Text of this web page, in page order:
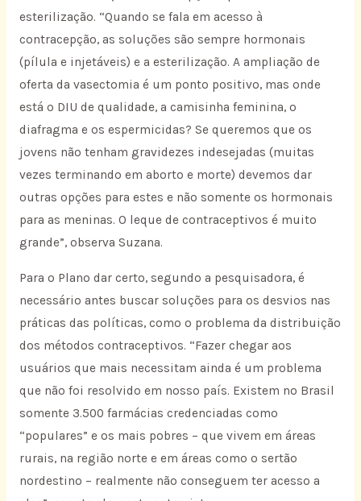
esterilização. “Quando se fala em acesso à
contracepção, as soluções são sempre hormonais
(pílula e injetáveis) e a esterilização. A ampliação de
oferta da vasectomia é um ponto positivo, mas onde
está o DIU de qualidade, a camisinha feminina, o
diafragma e os espermicidas? Se queremos que os
jovens não tenham gravidezes indesejadas (muitas
vezes terminando em aborto e morte) devemos dar
outras opções para estes e não somente os hormonais
para as meninas. O leque de contraceptivos é muito
grande”, observa Suzana.
Para o Plano dar certo, segundo a pesquisadora, é
necessário antes buscar soluções para os desvios nas
práticas das políticas, como o problema da distribuição
dos métodos contraceptivos. “Fazer chegar aos
usuários que mais necessitam ainda é um problema
que não foi resolvido em nosso país. Existem no Brasil
somente 3.500 farmácias credenciadas como
“populares” e os mais pobres – que vivem em áreas
rurais, na região norte e em áreas como o sertão
nordestino – realmente não conseguem ter acesso a